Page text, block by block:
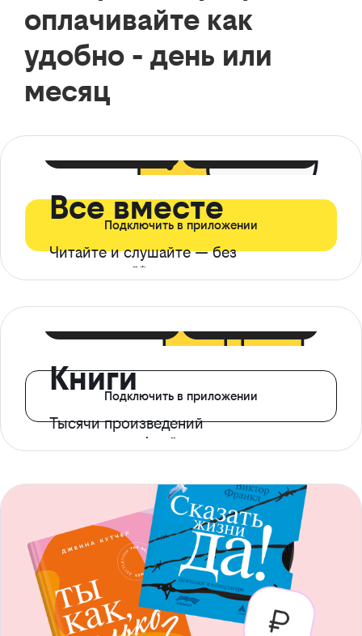
оплачивайте как
удобно - день или
месяц
Все вместе
Читайте и слушайте — без
ограничений*
Подключить в приложении
Книги
Тысячи произведений
с доступом офлайн
Подключить в приложении